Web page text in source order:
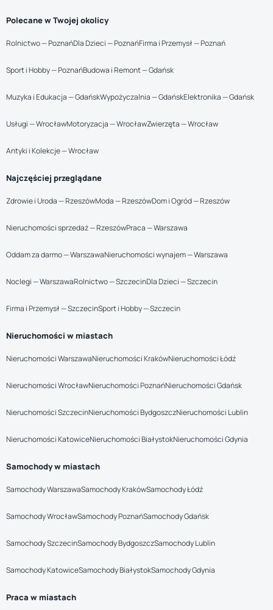
Polecane w Twojej okolicy
Rolnictwo — PoznańDla Dzieci — PoznańFirma i Przemysł — Poznań
Sport i Hobby — PoznańBudowa i Remont — Gdańsk
Muzyka i Edukacja — GdańskWypożyczalnia — GdańskElektronika — Gdańsk
Usługi — WrocławMotoryzacja — WrocławZwierzęta — Wrocław
Antyki i Kolekcje — Wrocław
Najczęściej przeglądane
Zdrowie i Uroda — RzeszówModa — RzeszówDom i Ogród — Rzeszów
Nieruchomości sprzedaż — RzeszówPraca — Warszawa
Oddam za darmo — WarszawaNieruchomości wynajem — Warszawa
Noclegi — WarszawaRolnictwo — SzczecinDla Dzieci — Szczecin
Firma i Przemysł — SzczecinSport i Hobby — Szczecin
Nieruchomości w miastach
Nieruchomości WarszawaNieruchomości KrakówNieruchomości Łódź
Nieruchomości WrocławNieruchomości PoznańNieruchomości Gdańsk
Nieruchomości SzczecinNieruchomości BydgoszczNieruchomości Lublin
Nieruchomości KatowiceNieruchomości BiałystokNieruchomości Gdynia
Samochody w miastach
Samochody WarszawaSamochody KrakówSamochody Łódź
Samochody WrocławSamochody PoznańSamochody Gdańsk
Samochody SzczecinSamochody BydgoszczSamochody Lublin
Samochody KatowiceSamochody BiałystokSamochody Gdynia
Praca w miastach